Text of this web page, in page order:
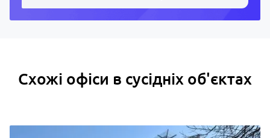
Схожі офіси в сусідніх об'єктах